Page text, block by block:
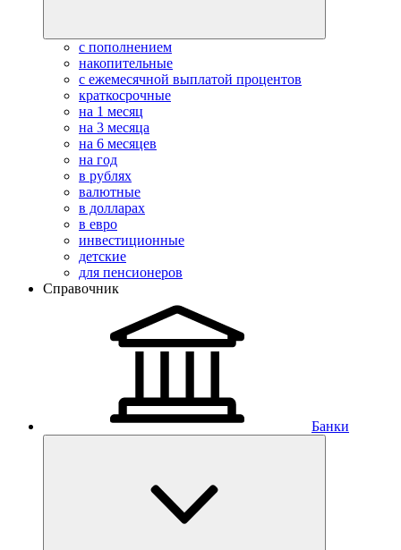
с пополнением
накопительные
с ежемесячной выплатой процентов
краткосрочные
на 1 месяц
на 3 месяца
на 6 месяцев
на год
в рублях
валютные
в долларах
в евро
инвестиционные
детские
для пенсионеров
Справочник
Банки